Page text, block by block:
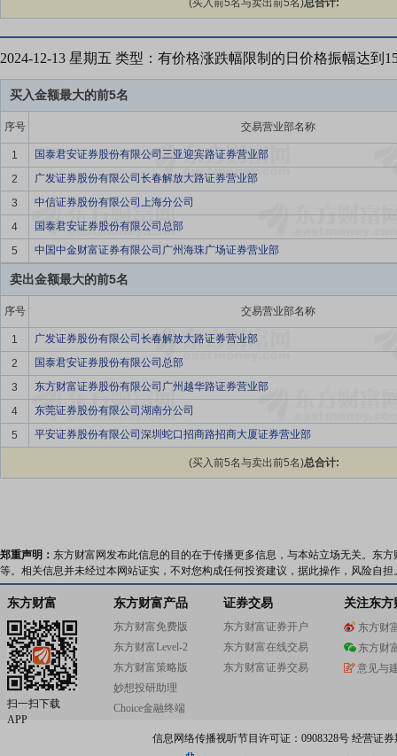
(买入前5名与卖出前5名)总合计:
2024-12-13 星期五 类型：有价格涨跌幅限制的日价格振幅达到
买入金额最大的前5名
序号 交易营业部名称
1
国泰君安证券股份有限公司三亚迎宾路证券营业部
2
广发证券股份有限公司长春解放大路证券营业部
3
中信证券股份有限公司上海分公司
4
国泰君安证券股份有限公司总部
5
中国中金财富证券有限公司广州海珠广场证券营业部
卖出金额最大的前5名
序号 交易营业部名称
1
广发证券股份有限公司长春解放大路证券营业部
2
国泰君安证券股份有限公司总部
3
东方财富证券股份有限公司广州越华路证券营业部
4
东莞证券股份有限公司湖南分公司
5
平安证券股份有限公司深圳蛇口招商路招商大厦证券营业部
(买入前5名与卖出前5名)总合计:
郑重声明： 东方财富网发布此信息的目的在于传播更多信息，与本站立场无关。东
等。相关信息并未经过本网站证实，不对您构成任何投资建议，据此操作，风险自担